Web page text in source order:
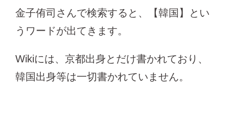
金子侑司さんで検索すると、【韓国】とい
うワードが出てきます。
Wikiには、京都出身とだけ書かれており、
韓国出身等は一切書かれていません。